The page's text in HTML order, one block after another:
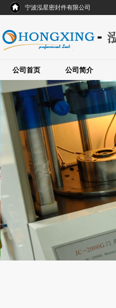
宁波泓星密封件有限公司
公司首页 公司简介